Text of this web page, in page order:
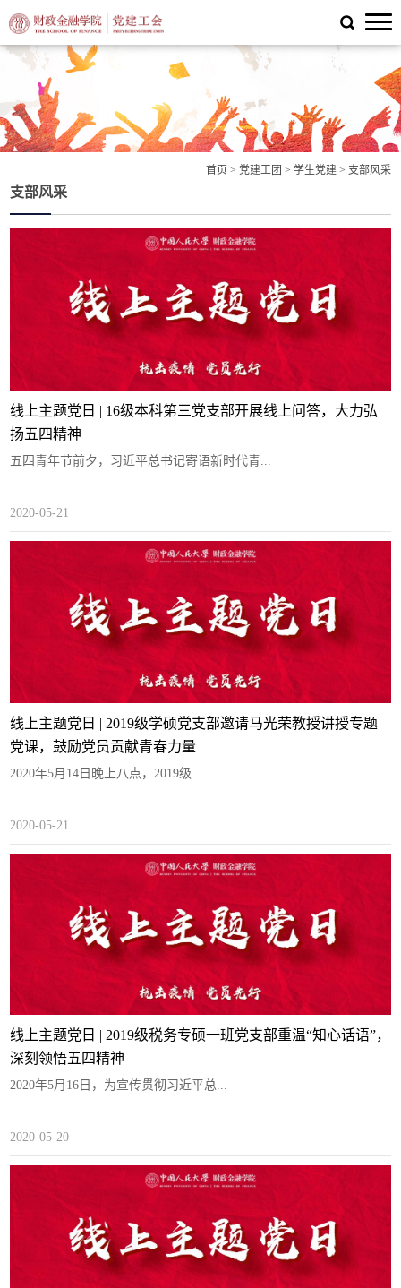
首页 > 党建工团 > 学生党建> 支部风采
支部风采
线上主题党日 | 16级本科第三党支部开展线上问答，大力弘
扬五四精神
五四青年节前夕，习近平总书记寄语新时代青...
2020-05-21
线上主题党日 | 2019级学硕党支部邀请马光荣教授讲授专题
党课，鼓励党员贡献青春力量
2020年5月14日晚上八点，2019级...
2020-05-21
线上主题党日 | 2019级税务专硕一班党支部重温“知心话语”，
深刻领悟五四精神
2020年5月16日，为宣传贯彻习近平总...
2020-05-20